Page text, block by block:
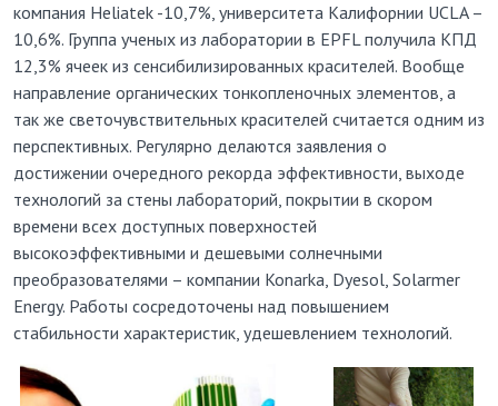
компания Heliatek -10,7%, университета Калифорнии UCLA –
10,6%. Группа ученых из лаборатории в EPFL получила КПД
12,3% ячеек из сенсибилизированных красителей. Вообще
направление органических тонкопленочных элементов, а
так же светочувствительных красителей считается одним из
перспективных. Регулярно делаются заявления о
достижении очередного рекорда эффективности, выходе
технологий за стены лабораторий, покрытии в скором
времени всех доступных поверхностей
высокоэффективными и дешевыми солнечными
преобразователями – компании Konarka, Dyesol, Solarmer
Energy. Работы сосредоточены над повышением
стабильности характеристик, удешевлением технологий.